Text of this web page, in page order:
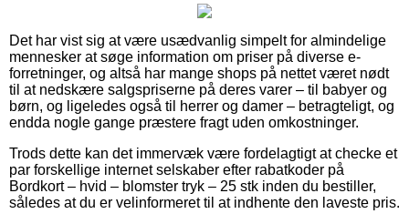
Det har vist sig at være usædvanlig simpelt for almindelige
mennesker at søge information om priser på diverse e-
forretninger, og altså har mange shops på nettet været nødt
til at nedskære salgspriserne på deres varer – til babyer og
børn, og ligeledes også til herrer og damer – betragteligt, og
endda nogle gange præstere fragt uden omkostninger.
Trods dette kan det immervæk være fordelagtigt at checke et
par forskellige internet selskaber efter rabatkoder på
Bordkort – hvid – blomster tryk – 25 stk inden du bestiller,
således at du er velinformeret til at indhente den laveste pris.